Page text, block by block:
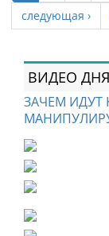
следующая ›
ВИДЕО ДНЯ
ЗАЧЕМ ИДУТ